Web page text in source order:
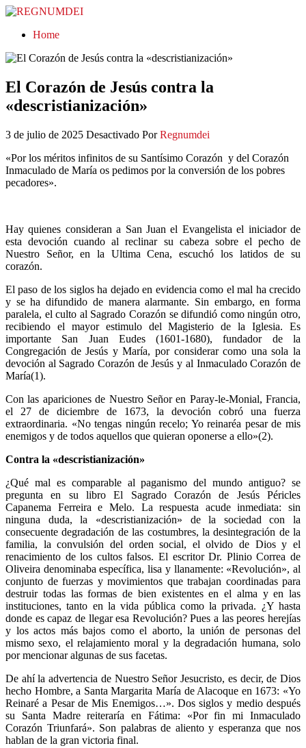
REGNUMDEI
Home
El Corazón de Jesús contra la
«descristianización»
3 de julio de 2025 Desactivado Por Regnumdei
«Por los méritos infinitos de su Santísimo Corazón y del Corazón
Inmaculado de María os pedimos por la conversión de los pobres
pecadores».
Hay quienes consideran a San Juan el Evangelista el iniciador de
esta devoción cuando al reclinar su cabeza sobre el pecho de
Nuestro Señor, en la Ultima Cena, escuchó los latidos de su
corazón.
El paso de los siglos ha dejado en evidencia como el mal ha crecido
y se ha difundido de manera alarmante. Sin embargo, en forma
paralela, el culto al Sagrado Corazón se difundió como ningún otro,
recibiendo el mayor estimulo del Magisterio de la Iglesia. Es
importante San Juan Eudes (1601-1680), fundador de la
Congregación de Jesús y María, por considerar como una sola la
devoción al Sagrado Corazón de Jesús y al Inmaculado Corazón de
María(1).
Con las apariciones de Nuestro Señor en Paray-le-Monial, Francia,
el 27 de diciembre de 1673, la devoción cobró una fuerza
extraordinaria. «No tengas ningún recelo; Yo reinaréa pesar de mis
enemigos y de todos aquellos que quieran oponerse a ello»(2).
Contra la «descristianización»
¿Qué mal es comparable al paganismo del mundo antiguo? se
pregunta en su libro El Sagrado Corazón de Jesús Péricles
Capanema Ferreira e Melo. La respuesta acude inmediata: sin
ninguna duda, la «descristianización» de la sociedad con la
consecuente degradación de las costumbres, la desintegración de la
familia, la convulsión del orden social, el olvido de Dios y el
renacimiento de los cultos falsos. El escritor Dr. Plinio Correa de
Oliveira denominaba específica, lisa y llanamente: «Revolución», al
conjunto de fuerzas y movimientos que trabajan coordinadas para
destruir todas las formas de bien existentes en el alma y en las
instituciones, tanto en la vida pública como la privada. ¿Y hasta
donde es capaz de llegar esa Revolución? Pues a las peores herejí­as
y los actos más bajos como el aborto, la unión de personas del
mismo sexo, el relajamiento moral y la degradación humana, solo
por mencionar algunas de sus facetas.
De ahí­ la advertencia de Nuestro Señor Jesucristo, es decir, de Dios
hecho Hombre, a Santa Margarita Marí­a de Alacoque en 1673: «Yo
Reinaré a Pesar de Mis Enemigos…». Dos siglos y medio después
su Santa Madre reiteraría en Fátima: «Por fin mi Inmaculado
Corazón Triunfará». Son palabras de aliento y esperanza que nos
hablan de la gran victoria final.